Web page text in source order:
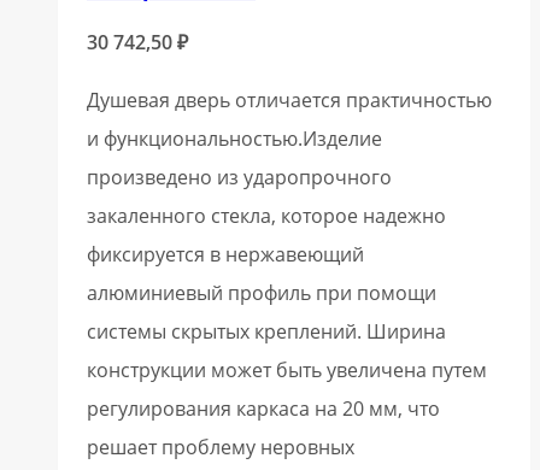
30 742,50₽
Душевая дверь отличается практичностью
и функциональностью.Изделие
произведено из ударопрочного
закаленного стекла, которое надежно
фиксируется в нержавеющий
алюминиевый профиль при помощи
системы скрытых креплений. Ширина
конструкции может быть увеличена путем
регулирования каркаса на 20 мм, что
решает проблему неровных